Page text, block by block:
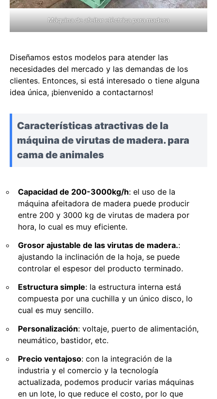
Máquina de afeitar eléctrica para madera
Diseñamos estos modelos para atender las
necesidades del mercado y las demandas de los
clientes. Entonces, si está interesado o tiene alguna
idea única, ¡bienvenido a contactarnos!
Características atractivas de la
máquina de virutas de madera. para
cama de animales
Capacidad de 200-3000kg/h: el uso de la
máquina afeitadora de madera puede producir
entre 200 y 3000 kg de virutas de madera por
hora, lo cual es muy eficiente.
Grosor ajustable de las virutas de madera.:
ajustando la inclinación de la hoja, se puede
controlar el espesor del producto terminado.
Estructura simple: la estructura interna está
compuesta por una cuchilla y un único disco, lo
cual es muy sencillo.
Personalización: voltaje, puerto de alimentación,
neumático, bastidor, etc.
Precio ventajoso: con la integración de la
industria y el comercio y la tecnología
actualizada, podemos producir varias máquinas
en un lote, lo que reduce el costo, por lo que